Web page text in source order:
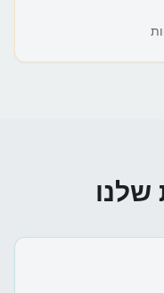
שלנו